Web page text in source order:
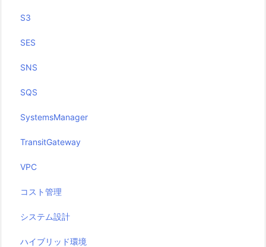
S3
SES
SNS
SQS
SystemsManager
TransitGateway
VPC
コスト管理
システム設計
ハイブリッド環境